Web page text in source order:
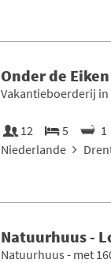
Onder de
Vakantieboerderij
12 5
1
Niederlande
Natuurhuus -
Natuurhuus - met